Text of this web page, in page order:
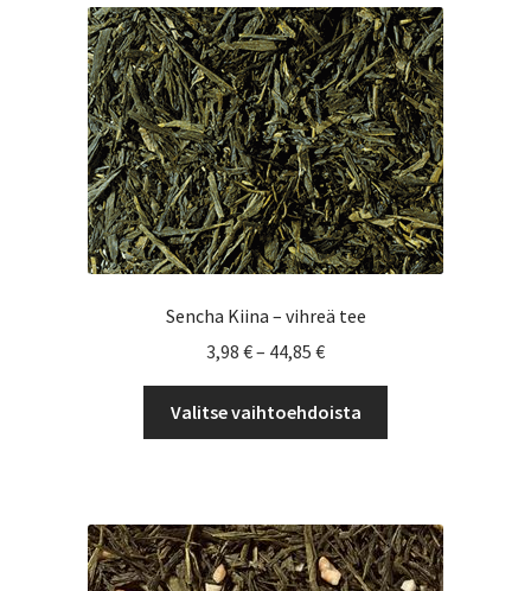
Sencha Kiina – vihreä tee
3,98 €– 44,85 €Hintaluokka:
3,98 €
-
44,85 €
Valitse vaihtoehdoista
Voit
tehdä